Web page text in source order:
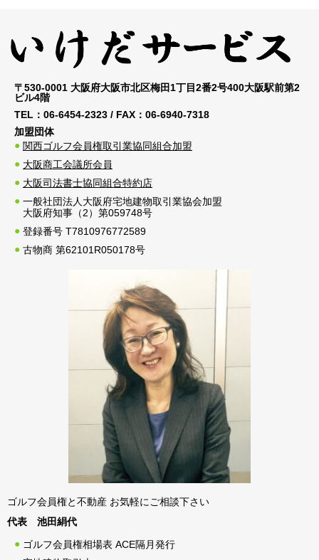
〒530-0001 大阪府大阪市北区梅田1丁目2番2号400大阪駅前第2
ビル4階
TEL： 06-6454-2323 / FAX： 06-6940-7318
加盟団体
関西ゴルフ会員権取引業協同組合加盟
大阪商工会議所会員
大阪司法書士協同組合特約店
一般社団法人大阪府宅地建物取引業協会加盟
大阪府知事（2）第059748号
登録番号 T7810976772589
古物商 第62101R050178号
ゴルフ会員権と不動産 お気軽にご相談下さい
代表 池田絹代
ゴルフ会員権相場表 ACE隔月発行